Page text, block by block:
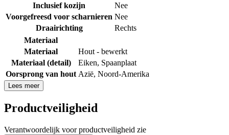
Inclusief kozijn
Nee
Voorgefreesd voor scharnieren Nee
Draairichting
Rechts
Materiaal
Materiaal
Hout - bewerkt
Materiaal (detail)
Eiken, Spaanplaat
Oorsprong van hout Azië, Noord-Amerika
Lees meer
Productveiligheid
Verantwoordelijk voor productveiligheid zie